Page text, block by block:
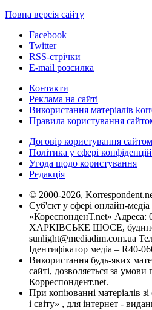
Повна версія сайту
Facebook
Twitter
RSS-стрічки
E-mail розсилка
Контакти
Реклама на сайті
Використання матеріалів
Правила користування
Договір користування сайтом
Політика у сфері
Угода щодо користування
Редакція
© 2000-2026,
Суб'єкт у сфері онлайн-
«КореспонденТ.net» Адреса:
ХАРКІВСЬКЕ ШОСЕ,
sunlight@mediadim.com.ua
Ідентифікатор медіа – R40-
Використання будь-яких
сайті, дозволяється за
Корреспондент.net.
При копіюванні матеріалів
і світу» , для інтернет -